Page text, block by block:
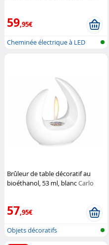
59,95€
Cheminée électrique à LED
Brûleur de table décoratif au
bioéthanol, 53 ml, blancCarlo
57,95€
Objets décoratifs